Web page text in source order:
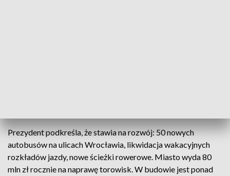
Prezydent podkreśla, że stawia na rozwój: 50 nowych
autobusów na ulicach Wrocławia, likwidacja wakacyjnych
rozkładów jazdy, nowe ścieżki rowerowe. Miasto wyda 80
mln zł rocznie na naprawę torowisk. W budowie jest ponad